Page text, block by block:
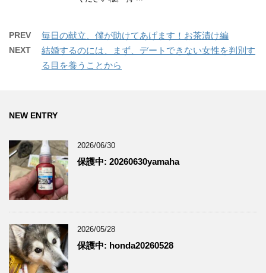
PREV 毎日の献立、僕が助けてあげます！お茶漬け編
NEXT
結婚するのには、まず、デートできない女性を判別す
る目を養うことから
NEW ENTRY
2026/06/30
保護中: 20260630yamaha
2026/05/28
保護中: honda20260528